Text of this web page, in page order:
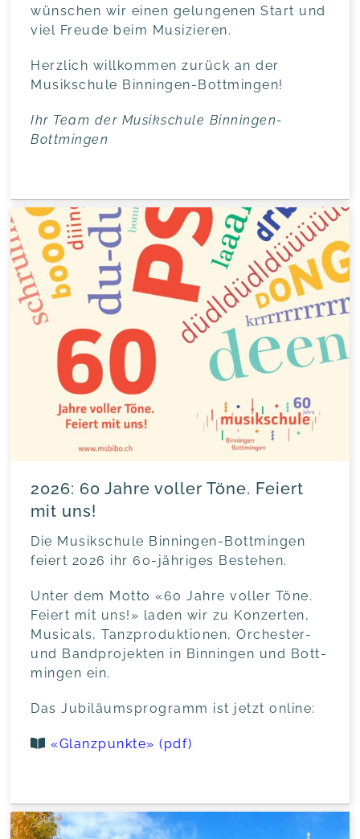
wün­schen wir einen gelun­ge­nen Start und
viel Freu­de beim Musizieren.
Herz­lich will­kom­men zurück an der
Musik­schu­le Binningen-Bottmingen!
Ihr Team der Musik­schu­le Binningen-
Bottmingen
2026: 60 Jahre voller Töne. Feiert
mit uns!
Die Musik­schu­le Bin­ningen-Bott­mingen
fei­ert 2026 ihr 60-jäh­ri­ges Bestehen.
Unter dem Mot­to «60 Jah­re vol­ler Töne.
Fei­ert mit uns!» laden wir zu Kon­zer­ten,
Musi­cals, Tanz­pro­duk­tio­nen, Orches­ter-
und Band­pro­jek­ten in Bin­ningen und Bott­
mingen ein.
Das Jubi­lä­ums­pro­gramm ist jetzt online:
«Glanz­punk­te» (pdf)